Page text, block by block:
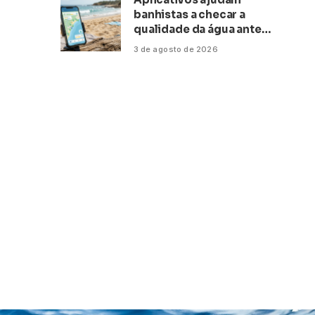
banhistas a checar a
qualidade da água antes
de ir à praia
3 de agosto de 2026